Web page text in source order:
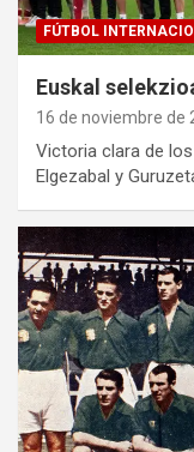
FÚTBOL
Euskal
16 de noviembre de
Victoria clara de
Elgezabal y